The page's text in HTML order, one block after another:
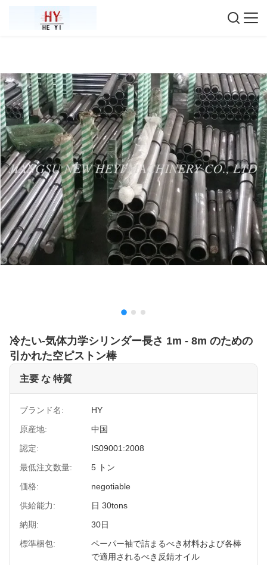
冷たい-気体力学シリンダー長さ 1m - 8m のための
引かれた空ピストン棒
主要 な 特質
ブランド名:
HY
原産地:
中国
認定:
IS09001:2008
最低注文数量:
5 トン
価格:
negotiable
供給能力:
日 30tons
納期:
30日
標準梱包:
ペーパー袖で詰まるべき材料および各棒
で適用されるべき反錆オイル